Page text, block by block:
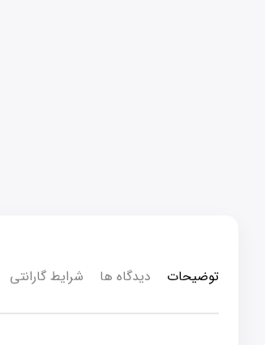
توضیحات دیدگاه ها شرایط گارانتی